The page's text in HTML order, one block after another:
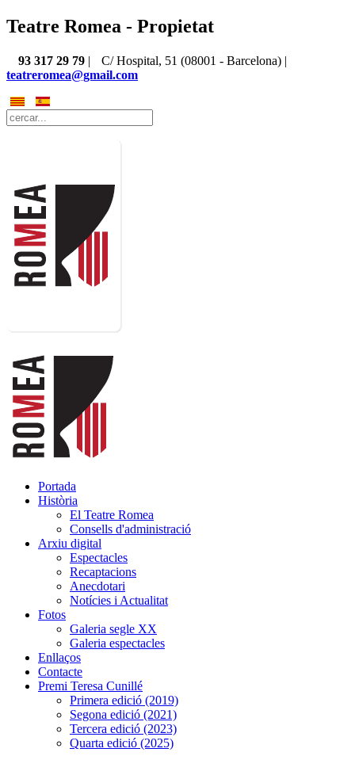
Teatre Romea - Propietat
93 317 29 79 |
C/ Hospital, 51 (08001 - Barcelona) |
teatreromea@gmail.com
Portada
Història
El Teatre Romea
Consells d'administració
Arxiu digital
Espectacles
Recaptacions
Anecdotari
Notícies i Actualitat
Fotos
Galeria segle XX
Galeria espectacles
Enllaços
Contacte
Premi Teresa Cunillé
Primera edició (2019)
Segona edició (2021)
Tercera edició (2023)
Quarta edició (2025)